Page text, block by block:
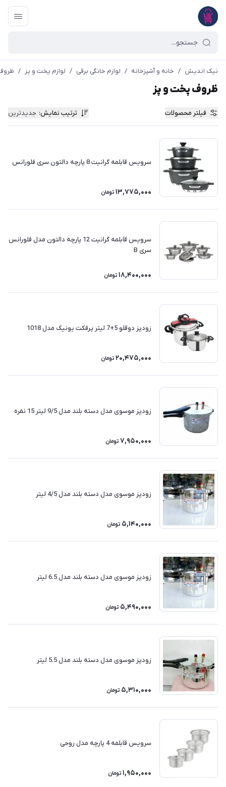
نیک اندیش / خانه و آشپزخانه / لوازم خانگی برقی / لوازم پخت و پز /
ظروف پخت و پز
فیلتر محصولات ترتیب نمایش: جدیدترین
سرویس قابلمه گرانیت 8 پارچه دالتون سری فلورانس
13,775,000 تومان
سرویس قابلمه گرانیت 12 پارچه دالتون مدل فلورانس
سری B
18,400,000 تومان
زودپز دوقلو 5+7 لیتر پرفکت یونیک مدل 1018
20,475,000 تومان
زودپز موسوی مدل دسته بلند مدل 9/5 لیتر 15 نفره
7,950,000 تومان
زودپز موسوی مدل دسته بلند مدل 4/5 لیتر
5,140,000 تومان
زودپز موسوی مدل دسته بلند مدل 6.5 لیتر
5,490,000 تومان
زودپز موسوی مدل دسته بلند مدل 5.5 لیتر
5,310,000 تومان
سرویس قابلمه 4 پارچه مدل روحی
1,950,000 تومان